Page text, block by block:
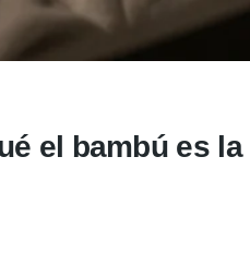
el bambú es la